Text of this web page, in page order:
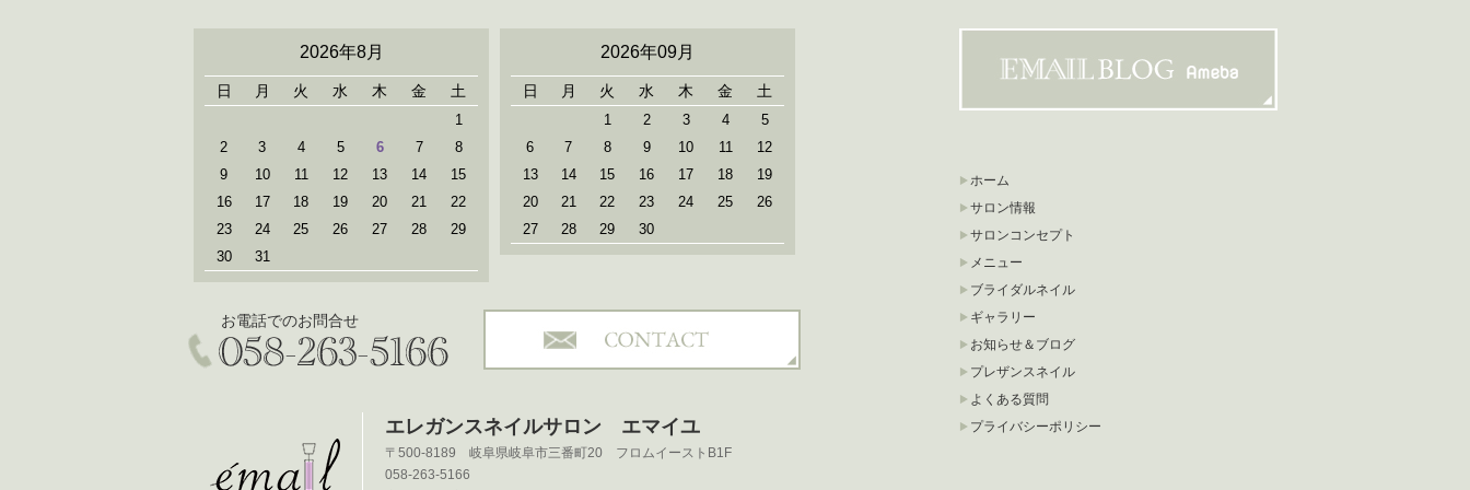
2026年8月
日 月 火 水 木 金 土
1
2
3 4 5 6 7
8
9
10 11 12 13 14
15
16
17 18 19 20 21
22
23
24 25 26 27 28
29
30
31
2026年09月
日 月 火 水 木 金 土
1 2 3 4
5
6
7 8 9 10 11
12
13
14 15 16 17 18
19
20
21 22 23 24 25
26
27
28 29 30
お電話でのお問合せ
エレガンスネイルサロン エマイユ
〒500-8189 岐阜県岐阜市三番町20 フロムイーストB1F
058-263-5166
ホーム
サロン情報
サロンコンセプト
メニュー
ブライダルネイル
ギャラリー
お知らせ＆ブログ
プレザンスネイル
よくある質問
プライバシーポリシー